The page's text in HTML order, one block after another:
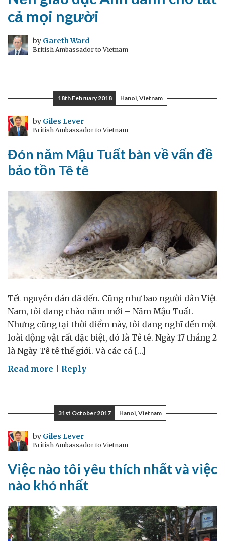
cả mọi người
by Gareth Ward
British Ambassador to Vietnam
18th February 2018 Hanoi, Vietnam
by Giles Lever
British Ambassador to Vietnam
Đón năm Mậu Tuất bàn về vấn đề
bảo tồn Tê tê
Tết nguyên đán đã đến. Cũng như bao người dân Việt
Nam, tôi đang chào năm mới – Năm Mậu Tuất.
Nhưng cũng tại thời điểm này, tôi đang nghĩ đến một
loài động vật rất đặc biệt, đó là Tê tê. Ngày 17 tháng 2
là Ngày Tê tê thế giới. Và các cá […]
Read more on
Mậu
Tuất
bàn
về
đề
bảo
Tê
tê
Reply
31st October 2017 Hanoi, Vietnam
by Giles Lever
British Ambassador to Vietnam
Việc nào tôi yêu thích nhất và việc
nào khó nhất